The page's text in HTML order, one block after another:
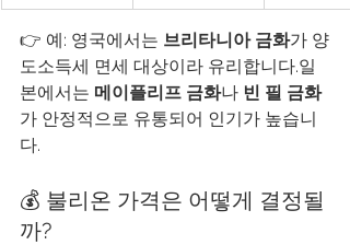
👉 예: 영국에서는 브리타니아 금화가 양
도소득세 면세 대상이라 유리합니다.일
본에서는 메이플리프 금화나 빈 필 금화
가 안정적으로 유통되어 인기가 높습니
다.
💰 불리온 가격은 어떻게 결정될
까?